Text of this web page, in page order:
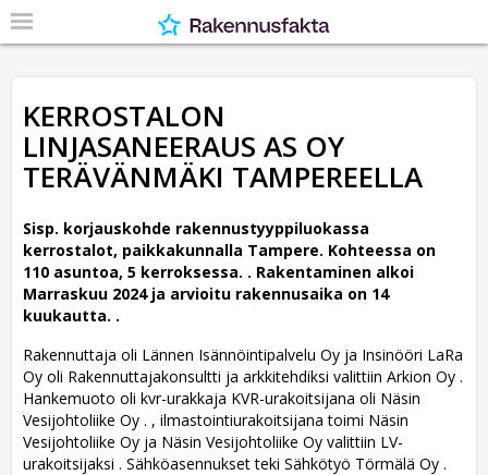
KERROSTALON
LINJASANEERAUS AS OY
TERÄVÄNMÄKI TAMPEREELLA
Sisp. korjauskohde rakennustyyppiluokassa
kerrostalot, paikkakunnalla Tampere. Kohteessa on
110 asuntoa, 5 kerroksessa. . Rakentaminen alkoi
Marraskuu 2024 ja arvioitu rakennusaika on 14
kuukautta. .
Rakennuttaja oli Lännen Isännöintipalvelu Oy ja Insinööri LaRa
Oy oli Rakennuttajakonsultti ja arkkitehdiksi valittiin Arkion Oy .
Hankemuoto oli kvr-urakkaja KVR-urakoitsijana oli Näsin
Vesijohtoliike Oy . , ilmastointiurakoitsijana toimi Näsin
Vesijohtoliike Oy ja Näsin Vesijohtoliike Oy valittiin LV-
urakoitsijaksi . Sähköasennukset teki Sähkötyö Törmälä Oy .